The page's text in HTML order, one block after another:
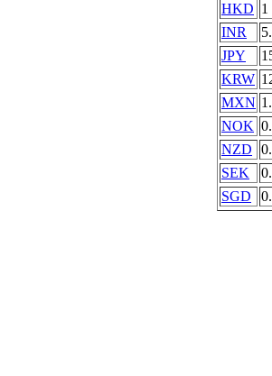
HKD 1
INR
JPY
KRW
MXN
NOK
NZD
SEK
SGD